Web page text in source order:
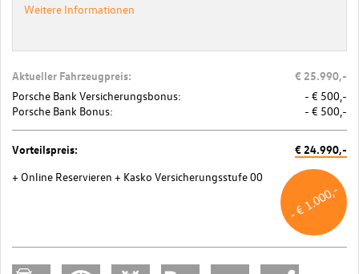
Weitere Informationen
Aktueller Fahrzeugpreis: € 25.990,-
Porsche Bank Versicherungsbonus:
- € 500,-
Porsche Bank Bonus:
- € 500,-
Vorteilspreis: € 24.990,-
+ Online Reservieren + Kasko Versicherungsstufe 00
- € 1.000,-